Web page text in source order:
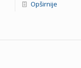
Opširnije